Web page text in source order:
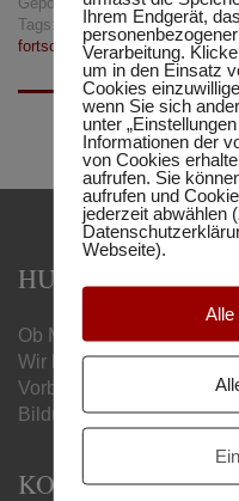
Tags:
blended learning,
fortschrittsanzeige, highscore,
HUMBOLDT
Ob Matura,
Wir begleiten Sie mit
Vorbereitungslehrgängen
Bildungsabschluss.
KONTAKT
Ihrem Endgerät,
Verarbeitung.
um in den Einsatz
Cookies
wenn Sie sich
unter
Informationen der
von Cookies
aufrufen. Sie
aufrufen und
jederzeit abwählen
Webseite).